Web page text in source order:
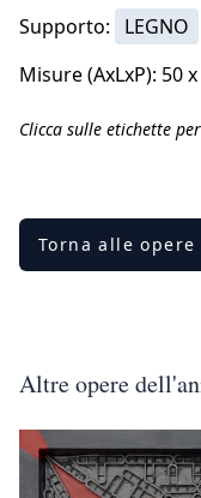
Supporto:
LEGNO
Misure (AxLxP): 50
Clicca sulle etichette
Torna alle opere
Altre opere